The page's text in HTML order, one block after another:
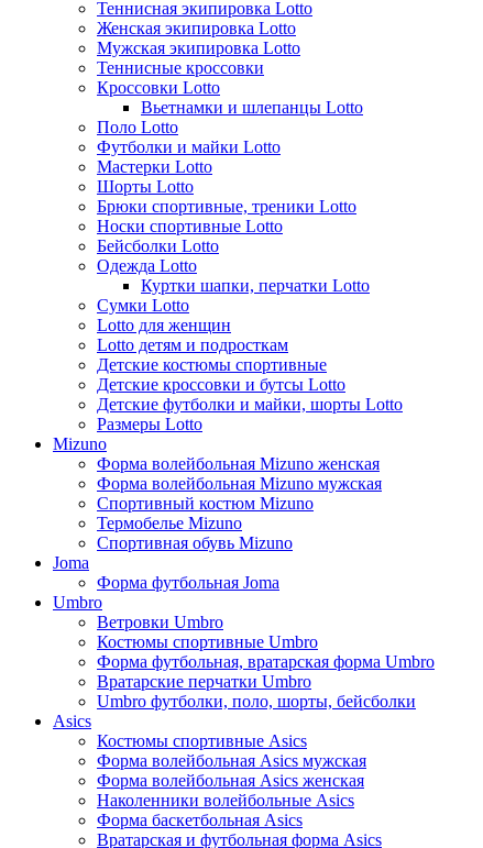
Теннисная экипировка Lotto
Женская экипировка Lotto
Мужская экипировка Lotto
Теннисные кроссовки
Кроссовки Lotto
Вьетнамки и шлепанцы Lotto
Поло Lotto
Футболки и майки Lotto
Мастерки Lotto
Шорты Lotto
Брюки спортивные, треники Lotto
Носки спортивные Lotto
Бейсболки Lotto
Одежда Lotto
Куртки шапки, перчатки Lotto
Сумки Lotto
Lotto для женщин
Lotto детям и подросткам
Детские костюмы спортивные
Детские кроссовки и бутсы Lotto
Детские футболки и майки, шорты Lotto
Размеры Lotto
Mizuno
Форма волейбольная Mizuno женская
Форма волейбольная Mizuno мужская
Спортивный костюм Mizuno
Термобелье Mizuno
Спортивная обувь Mizuno
Joma
Форма футбольная Joma
Umbro
Ветровки Umbro
Костюмы спортивные Umbro
Форма футбольная, вратарская форма Umbro
Вратарские перчатки Umbro
Umbro футболки, поло, шорты, бейсболки
Asics
Костюмы спортивные Asics
Форма волейбольная Asics мужская
Форма волейбольная Asics женская
Наколенники волейбольные Asics
Форма баскетбольная Asics
Вратарская и футбольная форма Asics